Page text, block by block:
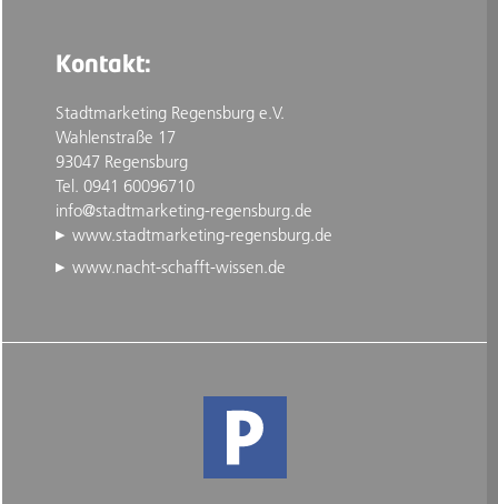
Kontakt:
Stadtmarketing Regensburg e.V.
Wahlenstraße 17
93047 Regensburg
Tel. 0941 60096710
info@stadtmarketing-regensburg.de
www.stadtmarketing-regensburg.de
www.nacht-schafft-wissen.de